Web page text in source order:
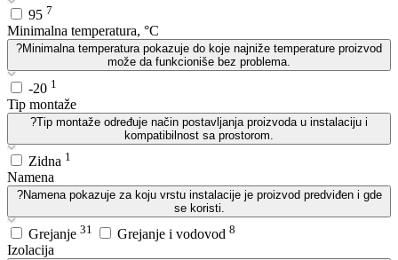
95 7
Minimalna temperatura, °C
?Minimalna temperatura pokazuje do koje najniže temperature proizvod
može da funkcioniše bez problema.
-20 1
Tip montaže
?Tip montaže određuje način postavljanja proizvoda u instalaciju i
kompatibilnost sa prostorom.
Zidna 1
Namena
?Namena pokazuje za koju vrstu instalacije je proizvod predviđen i gde
se koristi.
Grejanje 31 Grejanje i vodovod 8
Izolacija